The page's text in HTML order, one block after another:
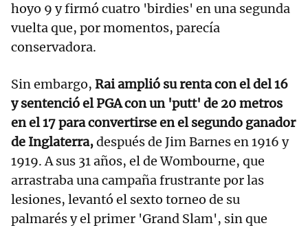
hoyo 9 y firmó cuatro 'birdies' en una segunda
vuelta que, por momentos, parecía
conservadora.
Sin embargo, Rai amplió su renta con el del 16
y sentenció el PGA con un 'putt' de 20 metros
en el 17 para convertirse en el segundo ganador
de Inglaterra,después de Jim Barnes en 1916 y
1919. A sus 31 años, el de Wombourne, que
arrastraba una campaña frustrante por las
lesiones, levantó el sexto torneo de su
palmarés y el primer 'Grand Slam', sin que